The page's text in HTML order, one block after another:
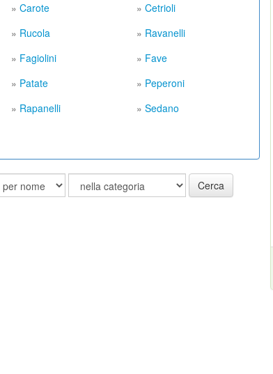
» Carote » Cetrioli
» Rucola » Ravanelli
» Fagiolini » Fave
» Patate » Peperoni
» Rapanelli » Sedano
Cerca